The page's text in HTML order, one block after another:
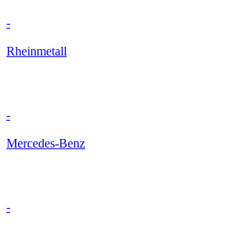
-
Rheinmetall
-
Mercedes-Benz
-